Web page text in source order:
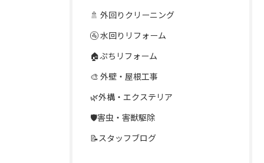
🚿 外回りクリーニング
🚰 水回りリフォーム
🏠ぷちリフォーム
🎨 外壁・屋根工事
🌿外構・エクステリア
🛡️害虫・害獣駆除
📝スタッフブログ